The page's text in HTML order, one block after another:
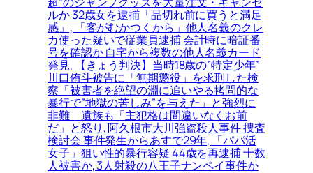
ルか 32歳女を逮捕「品切れ前に買うと満足
感」, 「客がむかつくから」他人名義のクレ
カ使った疑いで従業員逮捕 会計時に暗証番
号を確認か 自宅から複数の他人名義カード
発見, 【きょう判決】当時18歳の”特定少年”
川口侑斗被告に「無期懲役」を求刑した検
察「被害者を絶望の淵に追いやる拷問的な
暴行で”地獄の苦しみ”を与えた」と強烈に
非難＿遺族も「主犯格は間違いなくお前
だ」と怒り, 阿久根市大川強盗殺人事件 捜査
検討会 事件発生からあすで29年, 「パパ活
女子」狙い性的暴行容疑 44歳を再逮捕 十数
人被害か, 3人射殺の八王子ナンペイ事件か